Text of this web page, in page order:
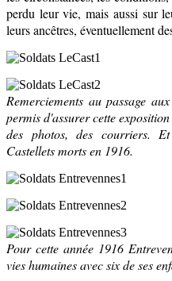
perdu leur vie, mais aussi sur
leurs ancêtres, éventuellement
Remerciements au passage
permis d'assurer cette
des photos, des courriers.
Castellets morts en 1916.
Pour cette année 1916
vies humaines avec six de ses